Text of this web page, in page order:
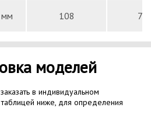
108 72
моделей
в индивидуальном
таблицей ниже, для определения